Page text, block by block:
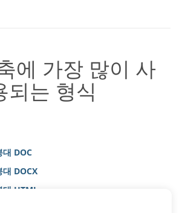
에 가장 많이 사
되는 형식
대 DOC
대 DOCX
대 HTML